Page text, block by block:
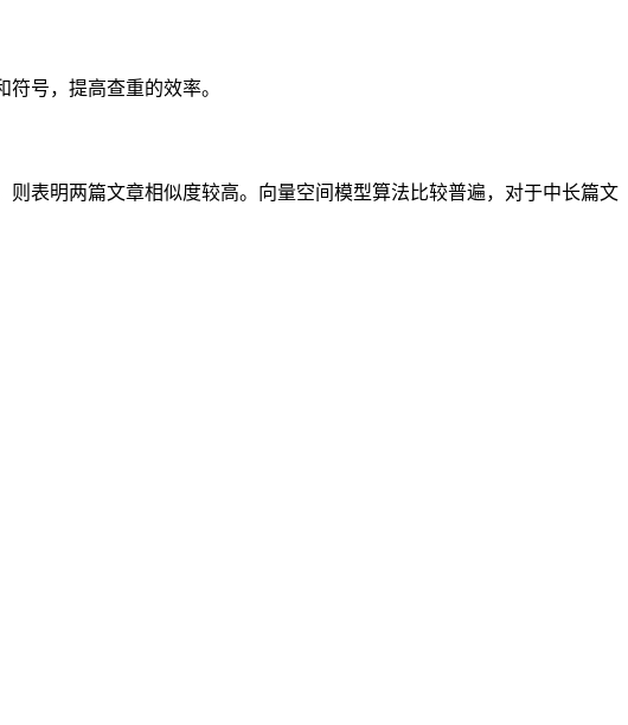
号，提高查重的效率。
表明两篇文章相似度较高。向量空间模型算法比较普遍，对于中长篇文